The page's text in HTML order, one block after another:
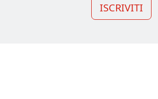
ISCRIVITI